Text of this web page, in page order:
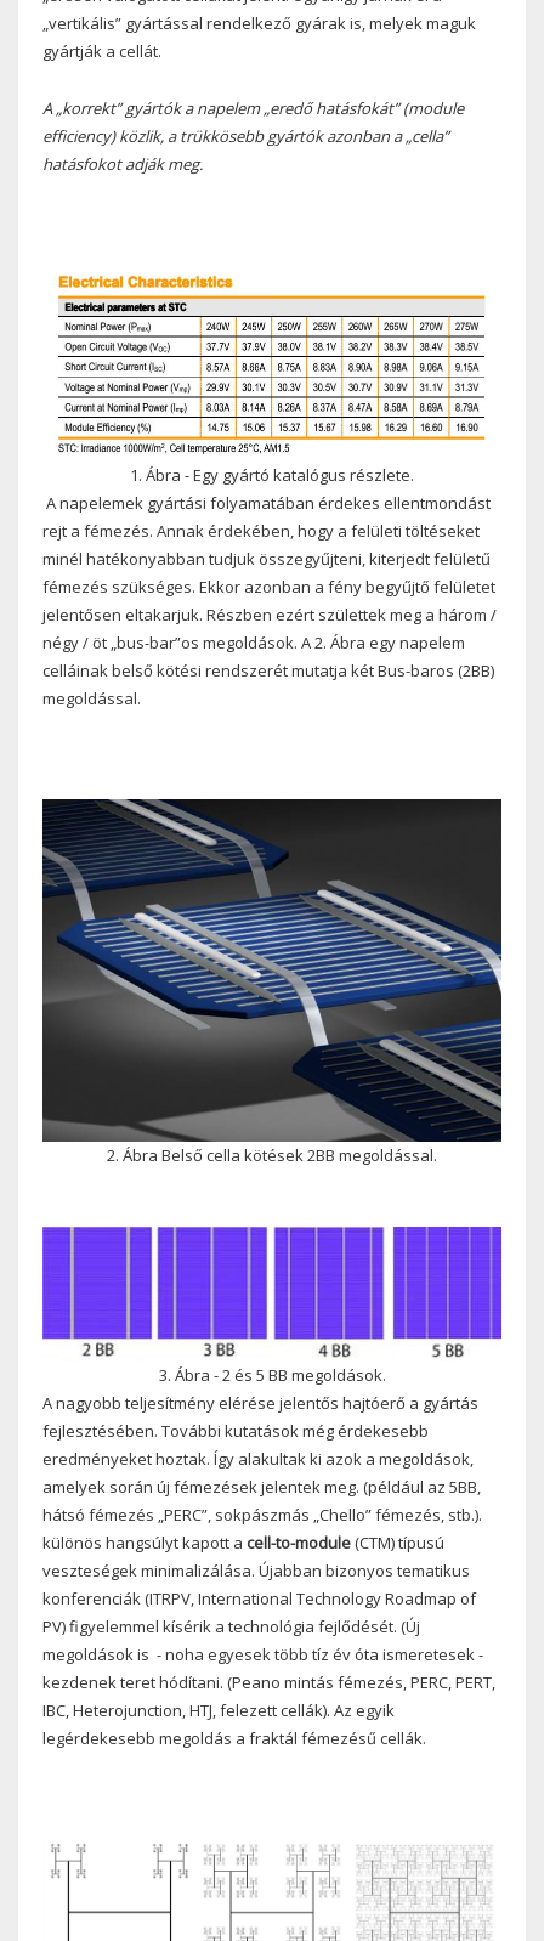
„vertikális” gyártással rendelkező gyárak is, melyek maguk
gyártják a cellát.
A „korrekt” gyártók a napelem „eredő hatásfokát” (module
efficiency) közlik, a trükkösebb gyártók azonban a „cella”
hatásfokot adják meg.
1. Ábra - Egy gyártó katalógus részlete.
A napelemek gyártási folyamatában érdekes ellentmondást
rejt a fémezés. Annak érdekében, hogy a felületi töltéseket
minél hatékonyabban tudjuk összegyűjteni, kiterjedt felületű
fémezés szükséges. Ekkor azonban a fény begyűjtő felületet
jelentősen eltakarjuk. Részben ezért születtek meg a három /
négy / öt „bus-bar”os megoldások. A 2. Ábra egy napelem
celláinak belső kötési rendszerét mutatja két Bus-baros (2BB)
megoldással.
2. Ábra Belső cella kötések 2BB megoldással.
3. Ábra - 2 és 5 BB megoldások.
A nagyobb teljesítmény elérése jelentős hajtóerő a gyártás
fejlesztésében. További kutatások még érdekesebb
eredményeket hoztak. Így alakultak ki azok a megoldások,
amelyek során új fémezések jelentek meg. (például az 5BB,
hátsó fémezés „PERC”, sokpászmás „Chello” fémezés, stb.).
különös hangsúlyt kapott a cell-to-module(CTM) típusú
veszteségek minimalizálása. Újabban bizonyos tematikus
konferenciák (ITRPV, International Technology Roadmap of
PV) figyelemmel kísérik a technológia fejlődését. (Új
megoldások is - noha egyesek több tíz év óta ismeretesek -
kezdenek teret hódítani. (Peano mintás fémezés, PERC, PERT,
IBC, Heterojunction, HTJ, felezett cellák). Az egyik
legérdekesebb megoldás a fraktál fémezésű cellák.